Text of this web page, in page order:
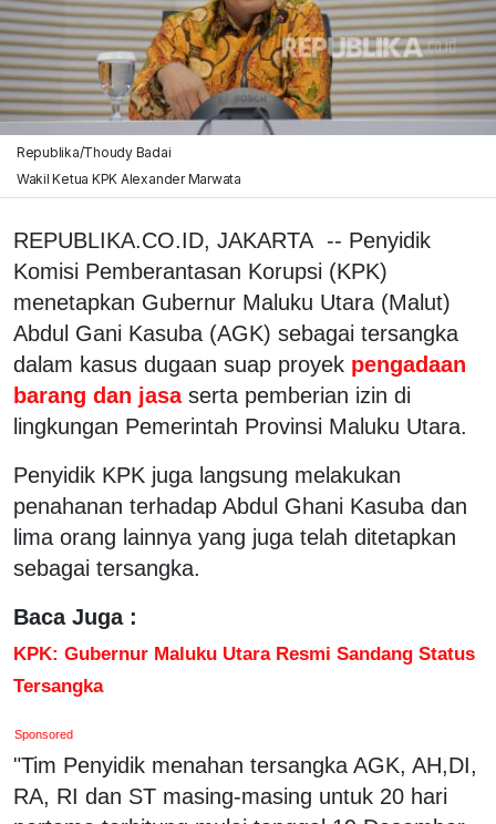
Republika/Thoudy Badai
Wakil Ketua KPK Alexander Marwata
REPUBLIKA.CO.ID, JAKARTA -- Penyidik
Komisi Pemberantasan Korupsi (KPK)
menetapkan Gubernur Maluku Utara (Malut)
Abdul Gani Kasuba (AGK) sebagai tersangka
dalam kasus dugaan suap proyek pengadaan
barang dan jasa serta pemberian izin di
lingkungan Pemerintah Provinsi Maluku Utara.
Penyidik KPK juga langsung melakukan
penahanan terhadap Abdul Ghani Kasuba dan
lima orang lainnya yang juga telah ditetapkan
sebagai tersangka.
Baca Juga :
KPK: Gubernur Maluku Utara Resmi Sandang Status
Tersangka
Sponsored
"Tim Penyidik menahan tersangka AGK, AH,DI,
RA, RI dan ST masing-masing untuk 20 hari